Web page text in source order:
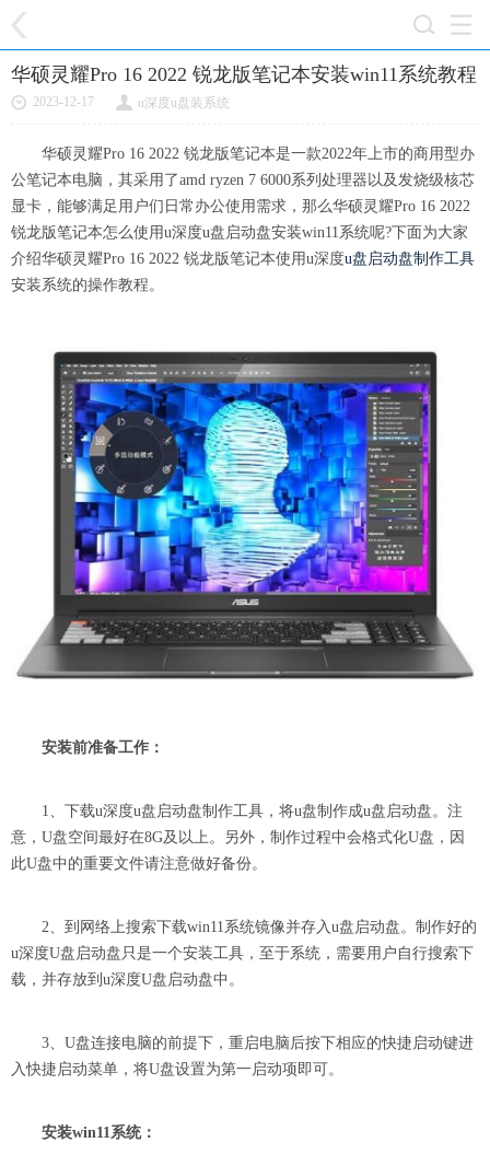
华硕灵耀Pro 16 2022 锐龙版笔记本安装win11系统教程
2023-12-17 u深度u盘装系统
华硕灵耀Pro 16 2022 锐龙版笔记本是一款2022年上市的商用型办
公笔记本电脑，其采用了amd ryzen 7 6000系列处理器以及发烧级核芯
显卡，能够满足用户们日常办公使用需求，那么华硕灵耀Pro 16 2022
锐龙版笔记本怎么使用u深度u盘启动盘安装win11系统呢?下面为大家
介绍华硕灵耀Pro 16 2022 锐龙版笔记本使用u深度u盘启动盘制作工具
安装系统的操作教程。
安装前准备工作：
1、下载u深度u盘启动盘制作工具，将u盘制作成u盘启动盘。注
意，U盘空间最好在8G及以上。另外，制作过程中会格式化U盘，因
此U盘中的重要文件请注意做好备份。
2、到网络上搜索下载win11系统镜像并存入u盘启动盘。制作好的
u深度U盘启动盘只是一个安装工具，至于系统，需要用户自行搜索下
载，并存放到u深度U盘启动盘中。
3、U盘连接电脑的前提下，重启电脑后按下相应的快捷启动键进
入快捷启动菜单，将U盘设置为第一启动项即可。
安装win11系统：